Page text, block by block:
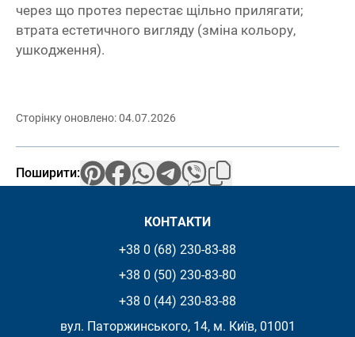
через що протез перестає щільно прилягати;
втрата естетичного вигляду (зміна кольору,
ушкодження).
Сторінку оновлено: 04.07.2026
Поширити:
КОНТАКТИ
+38 0 (68) 230-83-88
+38 0 (50) 230-83-80
+38 0 (44) 230-83-88
вул. Паторжинського, 14, м. Київ, 01001